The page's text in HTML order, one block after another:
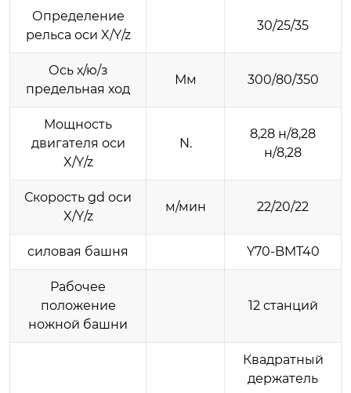
Определение
рельса оси X/Y/z
30/25/35
Ось х/ю/з
предельная ход
Мм 300/80/350
Мощность
двигателя оси
X/Y/z
N.
8,28 н/8,28
н/8,28
Скорость gd оси
X/Y/z
м/мин 22/20/22
силовая башня Y70-BMT40
Рабочее
положение
ножной башни
12 станций
Квадратный
держатель